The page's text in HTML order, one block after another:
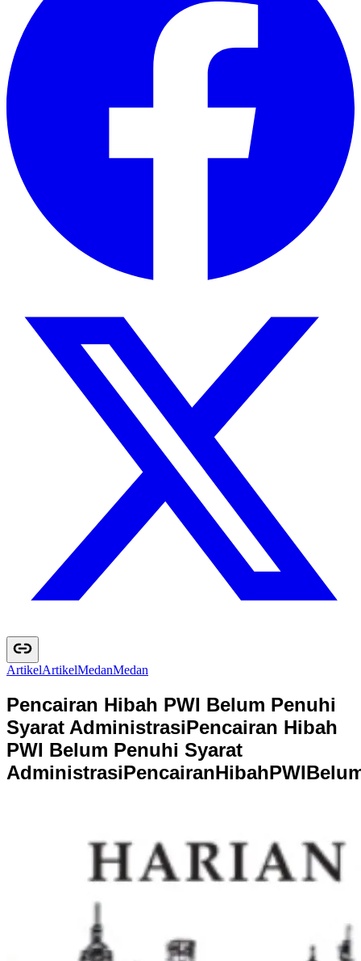
ArtikelArtikelMedanMedan
Pencairan Hibah PWI Belum Penuhi
Syarat AdministrasiPencairan Hibah
PWI Belum Penuhi Syarat
AdministrasiPencairanHibahPWIBelu